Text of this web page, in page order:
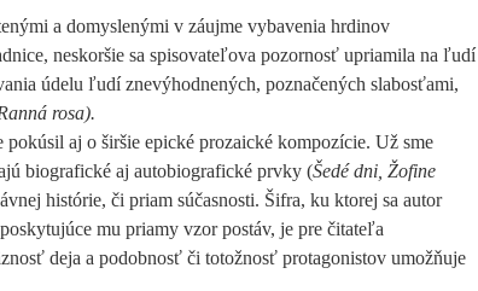
a domyslenými v záujme vybavenia hrdinov
neskoršie sa spisovateľova pozornosť upriamila na ľudí
údelu ľudí znevýhodnených, poznačených slabosťami,
rosa).
aj o širšie epické prozaické kompozície. Už sme
biografické aj autobiografické prvky (Šedé dni, Žofine
histórie, či priam súčasnosti. Šifra, ku ktorej sa autor
mu priamy vzor postáv, je pre čitateľa
deja a podobnosť či totožnosť protagonistov umožňuje